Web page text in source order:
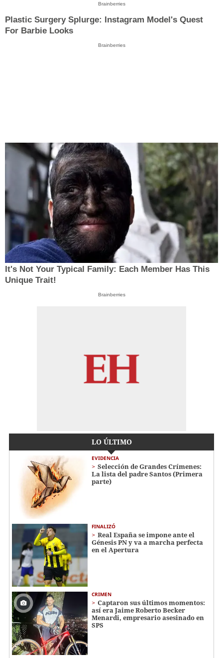
Brainberries
Plastic Surgery Splurge: Instagram Model's Quest
For Barbie Looks
Brainberries
It's Not Your Typical Family: Each Member Has This
Unique Trait!
Brainberries
LO ÚLTIMO
EVIDENCIA
Selección de Grandes Crímenes:
La lista del padre Santos (Primera
parte)
FINALIZÓ
Real España se impone ante el
Génesis PN y va a marcha perfecta
en el Apertura
CRIMEN
Captaron sus últimos momentos:
así era Jaime Roberto Becker
Menardi​​​, empresario asesinado en
SPS